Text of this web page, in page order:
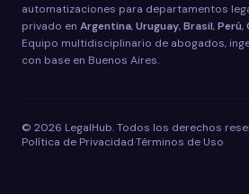
automatizaciones para departamentos
privado en Argentina,Uruguay,Brasil,Perú,
Equipo multidisciplinario de abogados,
con base en Buenos Aires.
© 2026 LegalHub. Todos los derechos
Política de Privacidad·Términos de Uso